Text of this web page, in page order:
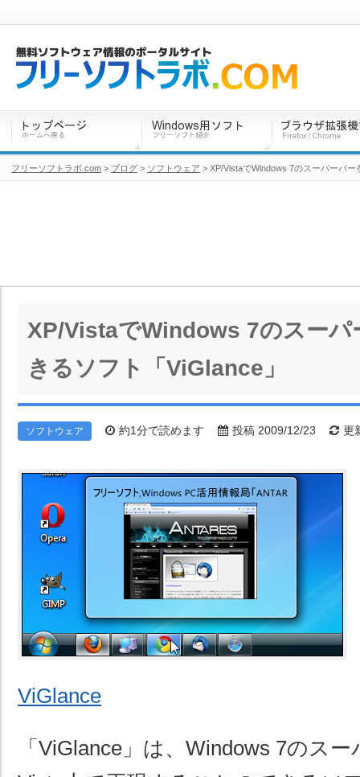
XP/VistaでWindows 7のスーパ
きるソフト「ViGlance」
ソフトウェア 約1分で読めます 投稿 2009/12/23 更
ViGlance
「ViGlance」は、Windows 7のス
フリーソフトラボ.com > ブログ > ソフトウェア > XP/VistaでWindows 7のスーパーバ